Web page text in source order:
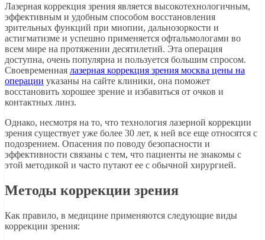
Лазерная коррекция зрения является высокотехнологичным,
эффективным и удобным способом восстановления
зрительных функций при миопии, дальнозоркости и
астигматизме и успешно применяется офтальмологами во
всем мире на протяжении десятилетий. Эта операция
доступна, очень популярна и пользуется большим спросом.
Своевременная лазерная коррекция зрения москва цены на
операции указаны на сайте клиники, она поможет
восстановить хорошее зрение и избавиться от очков и
контактных линз.
Однако, несмотря на то, что технология лазерной коррекции
зрения существует уже более 30 лет, к ней все еще относятся с
подозрением. Опасения по поводу безопасности и
эффективности связаны с тем, что пациенты не знакомы с
этой методикой и часто путают ее с обычной хирургией.
Методы коррекции зрения
Как правило, в медицине применяются следующие виды
коррекции зрения: